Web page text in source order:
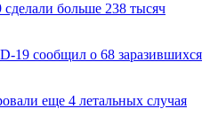
больше 238 тысяч
19 сообщил о 68 заразившихся
еще 4 летальных случая